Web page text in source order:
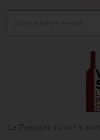
La Passion du vin à